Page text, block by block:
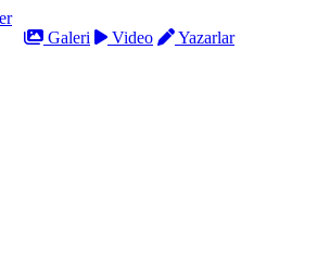
Galeri Video
Yazarlar